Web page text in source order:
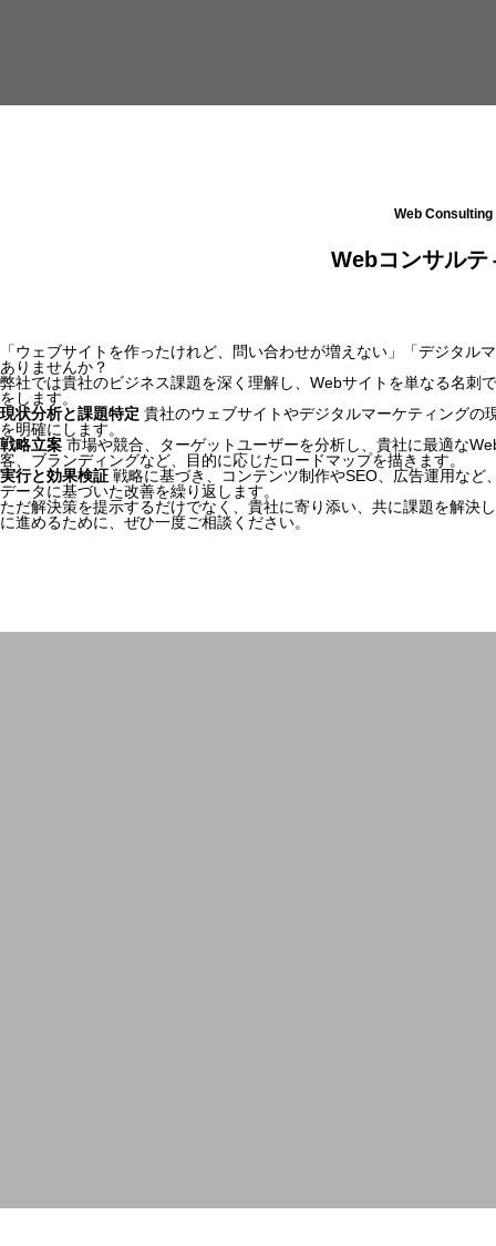
Web Consulting
Webコンサルテ
「ウェブサイトを作ったけれど、問い合わせが増えない」「デジタ
ありませんか？
弊社では貴社のビジネス課題を深く理解し、Webサイトを単なる名刺
をします。
現状分析と課題特定 貴社のウェブサイトやデジタルマーケティングの
を明確にします。
戦略立案 市場や競合、ターゲットユーザーを分析し、貴社に最適な
客、ブランディングなど、目的に応じたロードマップを描きます。
実行と効果検証 戦略に基づき、コンテンツ制作やSEO、広告運用な
データに基づいた改善を繰り返します。
ただ解決策を提示するだけでなく、貴社に寄り添い、共に課題を解決
に進めるために、ぜひ一度ご相談ください。